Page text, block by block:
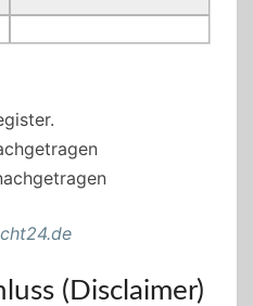
(Disclaimer)